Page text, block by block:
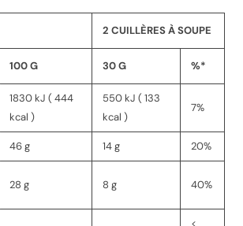
2 CUILLÈRES À SOUPE
100 G 30 G %*
1830 kJ ( 444
kcal )
550 kJ ( 133
kcal )
7%
46 g 14 g 20%
28 g 8 g 40%
<